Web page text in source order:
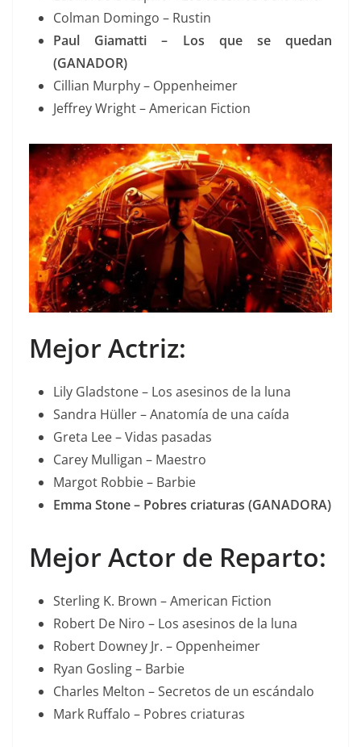
Colman Domingo – Rustin
Paul Giamatti – Los que se quedan
(GANADOR)
Cillian Murphy – Oppenheimer
Jeffrey Wright – American Fiction
Mejor Actriz:
Lily Gladstone – Los asesinos de la luna
Sandra Hüller – Anatomía de una caída
Greta Lee – Vidas pasadas
Carey Mulligan – Maestro
Margot Robbie – Barbie
Emma Stone – Pobres criaturas (GANADORA)
Mejor Actor de Reparto:
Sterling K. Brown – American Fiction
Robert De Niro – Los asesinos de la luna
Robert Downey Jr. – Oppenheimer
Ryan Gosling – Barbie
Charles Melton – Secretos de un escándalo
Mark Ruffalo – Pobres criaturas